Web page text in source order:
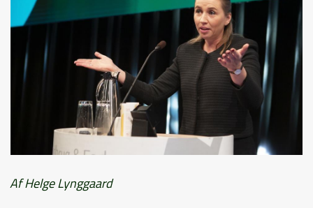
Af Helge Lynggaard